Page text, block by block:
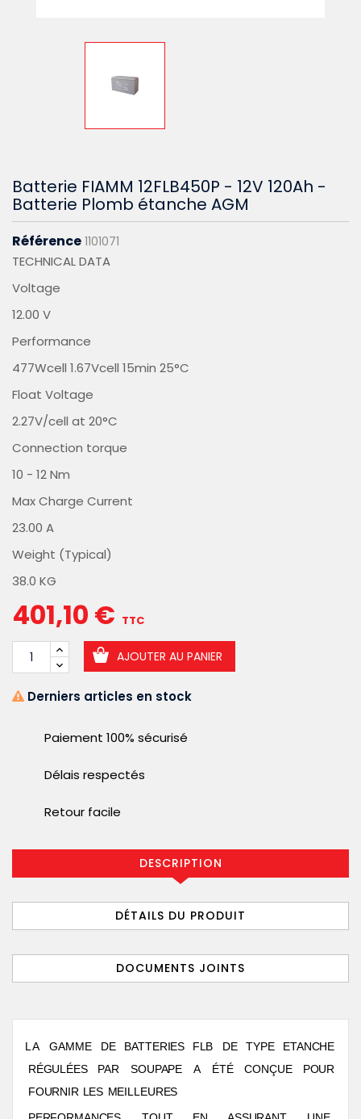
Batterie FIAMM 12FLB450P - 12V 120Ah -
Batterie Plomb étanche AGM
Référence 1101071
TECHNICAL DATA
Voltage
12.00 V
Performance
477Wcell 1.67Vcell 15min 25°C
Float Voltage
2.27V/cell at 20°C
Connection torque
10 - 12 Nm
Max Charge Current
23.00 A
Weight (Typical)
38.0 KG
401,10 € TTC
AJOUTER AU PANIER
Derniers articles en stock
Paiement 100% sécurisé
Délais respectés
Retour facile
DESCRIPTION
DÉTAILS DU PRODUIT
DOCUMENTS JOINTS
LA GAMME DE BATTERIES FL B DE TYPE ETANCHE
RÉGULÉES PAR SOUPAPEA ÉTÉ CONÇUE POUR
FOURNIR LES MEILLEURES